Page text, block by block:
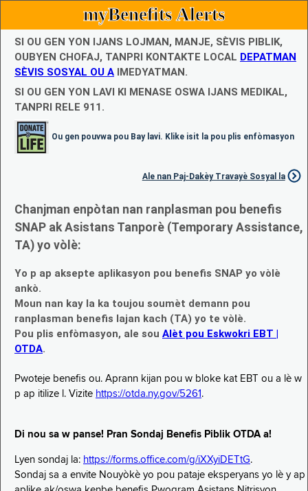
myBenefits Alerts
SI OU GEN YON IJANS LOJMAN, MANJE, SÈVIS PIBLIK,
OUBYEN CHOFAJ, TANPRI KONTAKTE LOCAL DEPATMAN
SÈVIS SOSYAL OU A IMEDYATMAN.
SI OU GEN YON LAVI KI MENASE OSWA IJANS MEDIKAL,
TANPRI RELE 911.
Ou gen pouvwa pou Bay lavi. Klike isit la pou plis enfòmasyon
Ale nan Paj-Dakèy Travayè Sosyal la
Chanjman enpòtan nan ranplasman pou benefis
SNAP ak Asistans Tanporè (Temporary Assistance,
TA) yo vòlè:
Yo p ap aksepte aplikasyon pou benefis SNAP yo vòlè
ankò.
Moun nan kay la ka toujou soumèt demann pou
ranplasman benefis lajan kach (TA) yo te vòlè.
Pou plis enfòmasyon, ale sou Alèt pou Eskwokri EBT |
OTDA.
Pwoteje benefis ou. Aprann kijan pou w bloke kat EBT ou a lè w
p ap itilize l. Vizite https://otda.ny.gov/5261 .
Di nou sa w panse! Pran Sondaj Benefis Piblik OTDA a!
Lyen sondaj la: https://forms.office.com/g/iXXyiDETtG.
Sondaj sa a envite Nouyòkè yo pou pataje eksperyans yo lè y ap